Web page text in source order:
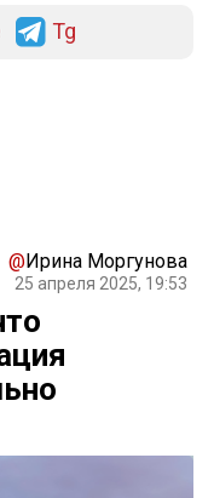
Tg
@Ирина Моргунова
25 апреля 2025, 19:53